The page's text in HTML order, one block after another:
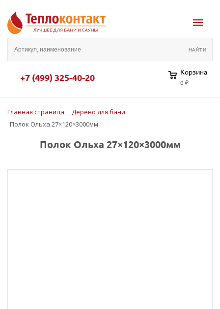
+7 (499) 325-40-20 Корзина
0 ₽
Главная страница
Дерево для бани
Полок Ольха 27×120×3000мм
Полок Ольха 27×120×3000мм